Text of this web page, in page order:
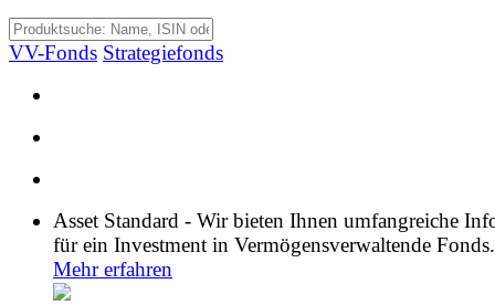
VV-Fonds Strategiefonds
Asset Standard - Wir bieten Ihnen umfangreiche
für ein Investment in Vermögensverwaltende Fonds.
Mehr erfahren